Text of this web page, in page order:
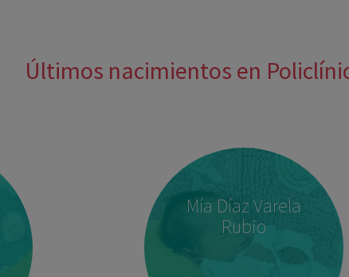
Últimos nacimientos en
Mía Díaz Varela
Rubio